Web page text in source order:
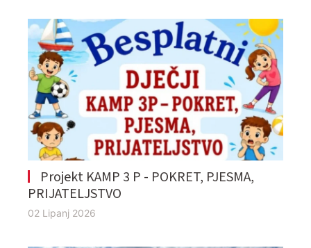
Projekt KAMP 3 P - POKRET, PJESMA,
PRIJATELJSTVO
02 Lipanj 2026